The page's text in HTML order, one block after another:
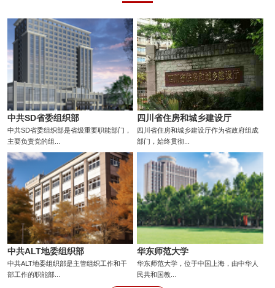
中共SD省委组织部
中共SD省委组织部是省级重要职能部门，
主要负责党的组...
四川省住房和城乡建设厅
四川省住房和城乡建设厅作为省政府组成
部门，始终贯彻...
中共ALT地委组织部
中共ALT地委组织部是主管组织工作和干
部工作的职能部...
华东师范大学
华东师范大学，位于中国上海，由中华人
民共和国教...